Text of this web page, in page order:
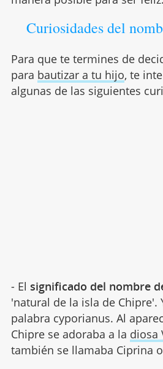
Curiosidades del
Para que te termines de
para bautizar a tu hijo, te
algunas de las siguientes
- El significado del nombre
'natural de la isla de Chipre'.
palabra cyporianus. Al
Chipre se adoraba a la diosa
también se llamaba Ciprina